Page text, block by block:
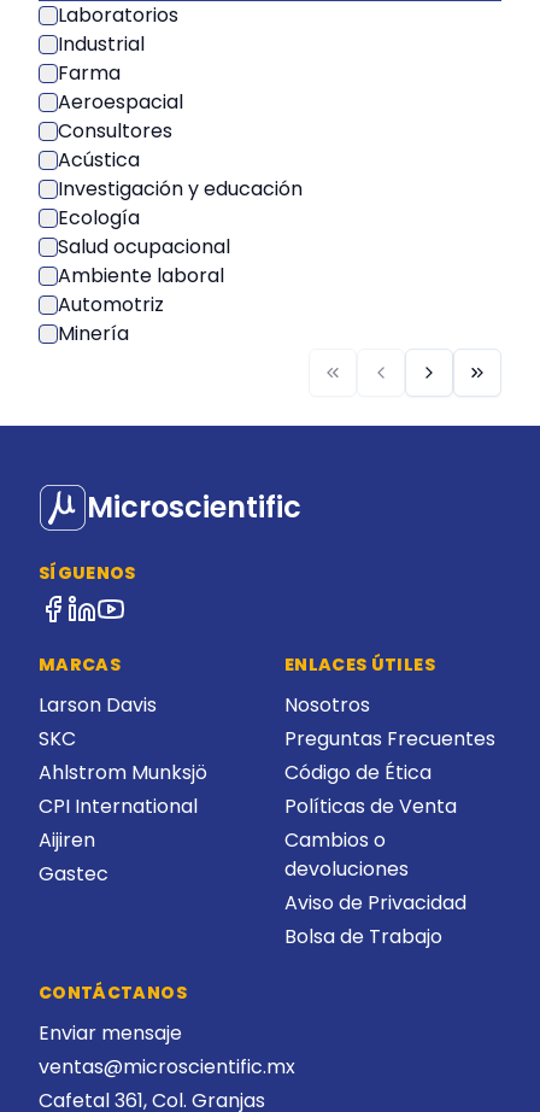
Laboratorios
Industrial
Farma
Aeroespacial
Consultores
Acústica
Investigación y educación
Ecología
Salud ocupacional
Ambiente laboral
Automotriz
Minería
Microscientific
SÍGUENOS
MARCAS
Larson Davis
SKC
Ahlstrom Munksjö
CPI International
Aijiren
Gastec
ENLACES ÚTILES
Nosotros
Preguntas Frecuentes
Código de Ética
Políticas de Venta
Cambios o
devoluciones
Aviso de Privacidad
Bolsa de Trabajo
CONTÁCTANOS
Enviar mensaje
ventas@microscientific.mx
Cafetal 361, Col. Granjas